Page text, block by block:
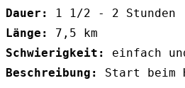
Dauer:
Länge:
Schwierigkeit:
Beschreibung:
Start beim